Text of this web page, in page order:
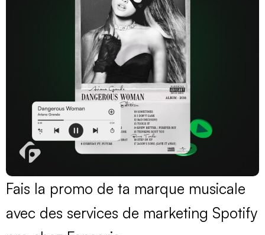
Fais la promo de ta marque musicale
avec des services de marketing Spotify